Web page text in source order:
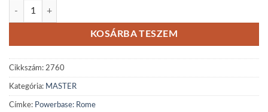
Powerbase: Rome mennyiség
KOSÁRBA TESZEM
Cikkszám: 2760
Kategória: MASTER
Címke: Powerbase: Rome